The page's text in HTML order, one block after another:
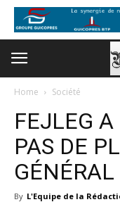
Home Société
FEJLEG A
PAS DE
By L'Equipe de la